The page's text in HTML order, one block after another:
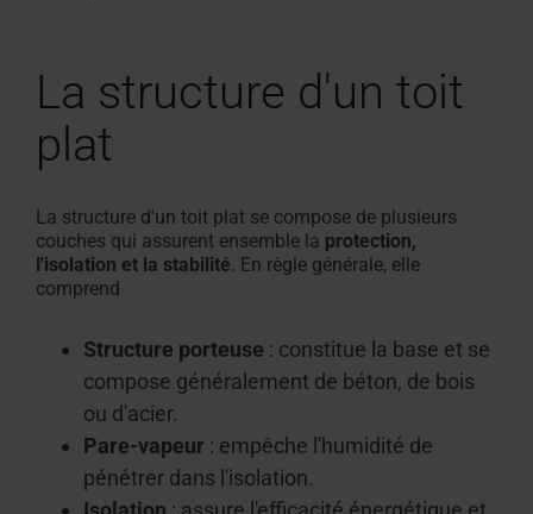
La structure d'un toit
plat
La structure d'un toit plat se compose de plusieurs
couches qui assurent ensemble la protection,
l'isolation et la stabilité. En règle générale, elle
comprend
Structure porteuse : constitue la base et se
compose généralement de béton, de bois
ou d'acier.
Pare-vapeur : empêche l'humidité de
pénétrer dans l'isolation.